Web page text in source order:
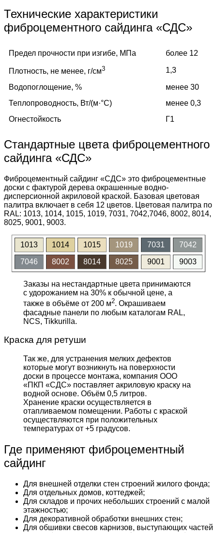
Технические характеристики
фиброцементного сайдинга «СДС»
Предел прочности при изгибе, МПа более 12
Плотность, не менее, г/см3 1,3
Водопоглощение, %
менее 30
Теплопроводность, Вт/(м·°C)
менее 0,3
Огнестойкость
Г1
Стандартные цвета фиброцементного
сайдинга «СДС»
Фиброцементный сайдинг «СДС» это фиброцементные
доски с фактурой дерева окрашенные водно-
дисперсионной акриловой краской. Базовая цветовая
палитра включает в себя 12 цветов. Цветовая палитра по
RAL: 1013, 1014, 1015, 1019, 7031, 7042,7046, 8002, 8014,
8025, 9001, 9003.
1013 1014 1015 1019 7031 7042
7046 8002 8014 8025 9001 9003
Заказы на нестандартные цвета принимаются
с удорожанием на 30% к обычной цене, а
также в объёме от 200 м2. Окрашиваем
фасадные панели по любым каталогам RAL,
NCS, Tikkurilla.
Краска для ретуши
Так же, для устранения мелких дефектов
которые могут возникнуть на поверхности
доски в процессе монтажа, компания ООО
«ПКП «СДС» поставляет акриловую краску на
водной основе. Объём 0,5 литров.
Хранение краски осуществляется в
отапливаемом помещении. Работы с краской
осуществляются при положительных
температурах от +5 градусов.
Где применяют фиброцементный
сайдинг
Для внешней отделки стен строений жилого фонда;
Для отдельных домов, коттеджей;
Для складов и прочих небольших строений с малой
этажностью;
Для декоративной обработки внешних стен;
Для обшивки свесов карнизов, выступающих частей